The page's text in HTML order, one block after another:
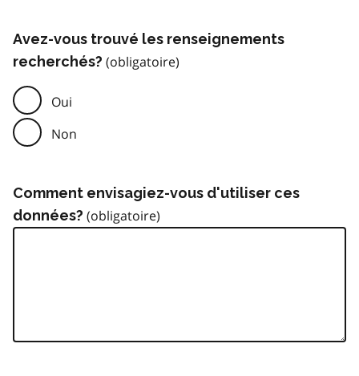
Avez-vous trouvé les renseignements
recherchés?
Oui
Non
Comment envisagiez-vous d'utiliser ces
données?